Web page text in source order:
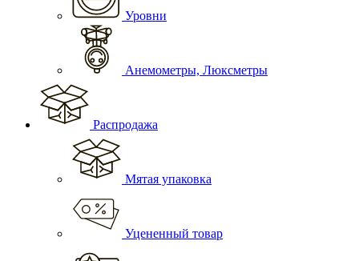
Уровни
Анемометры, Люксметры
Распродажа
Мятая упаковка
Уцененный товар